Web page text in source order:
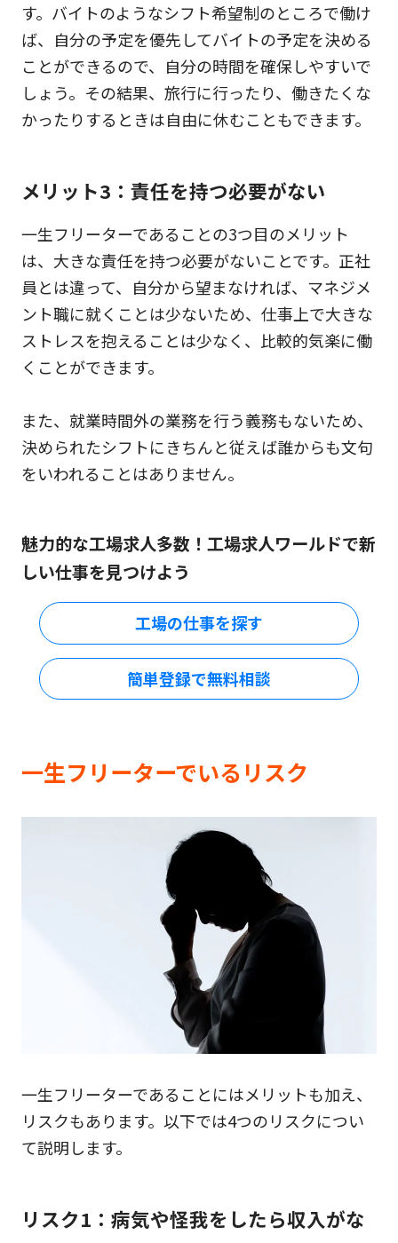
す。バイトのようなシフト希望制のところで働け
ば、自分の予定を優先してバイトの予定を決める
ことができるので、自分の時間を確保しやすいで
しょう。その結果、旅行に行ったり、働きたくな
かったりするときは自由に休むこともできます。
メリット3：責任を持つ必要がない
一生フリーターであることの3つ目のメリット
は、大きな責任を持つ必要がないことです。正社
員とは違って、自分から望まなければ、マネジメ
ント職に就くことは少ないため、仕事上で大きな
ストレスを抱えることは少なく、比較的気楽に働
くことができます。
また、就業時間外の業務を行う義務もないため、
決められたシフトにきちんと従えば誰からも文句
をいわれることはありません。
魅力的な工場求人多数！工場求人ワールドで新
しい仕事を見つけよう
工場の仕事を探す
簡単登録で無料相談
一生フリーターでいるリスク
一生フリーターであることにはメリットも加え、
リスクもあります。以下では4つのリスクについ
て説明します。
リスク1：病気や怪我をしたら収入がな